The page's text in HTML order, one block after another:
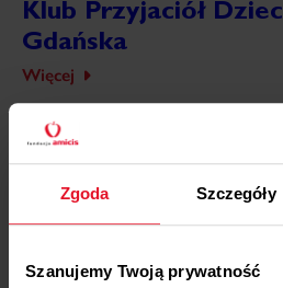
Zgoda Szczegóły
Szanujemy Twoją prywatność
Klub Przyjaciół
Gdańska
Więcej
30 WRZEŚNIA, 2025
Miejski Klub
Wronek